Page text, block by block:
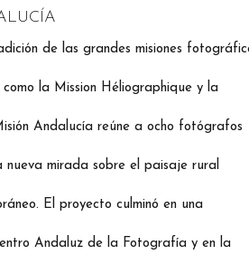
de las grandes misiones
la Mission Héliographique y la
Andalucía reúne a ocho fotógrafos
nueva mirada sobre el paisaje rural
El proyecto culminó en una
Andaluz de la Fotografía y en la